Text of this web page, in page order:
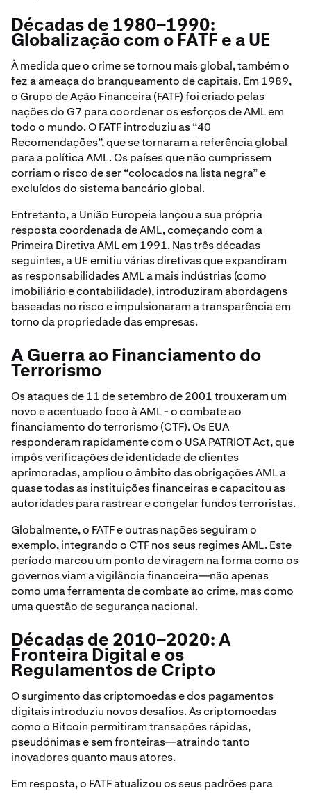
Décadas de 1980–1990:
Globalização com o FATF e a UE
À medida que o crime se tornou mais global, também o
fez a ameaça do branqueamento de capitais. Em 1989,
o Grupo de Ação Financeira (FATF) foi criado pelas
nações do G7 para coordenar os esforços de AML em
todo o mundo. O FATF introduziu as “40
Recomendações”, que se tornaram a referência global
para a política AML. Os países que não cumprissem
corriam o risco de ser “colocados na lista negra” e
excluídos do sistema bancário global.
Entretanto, a União Europeia lançou a sua própria
resposta coordenada de AML, começando com a
Primeira Diretiva AML em 1991. Nas três décadas
seguintes, a UE emitiu várias diretivas que expandiram
as responsabilidades AML a mais indústrias (como
imobiliário e contabilidade), introduziram abordagens
baseadas no risco e impulsionaram a transparência em
torno da propriedade das empresas.
A Guerra ao Financiamento do
Terrorismo
Os ataques de 11 de setembro de 2001 trouxeram um
novo e acentuado foco à AML - o combate ao
financiamento do terrorismo (CTF). Os EUA
responderam rapidamente com o USA PATRIOT Act, que
impôs verificações de identidade de clientes
aprimoradas, ampliou o âmbito das obrigações AML a
quase todas as instituições financeiras e capacitou as
autoridades para rastrear e congelar fundos terroristas.
Globalmente, o FATF e outras nações seguiram o
exemplo, integrando o CTF nos seus regimes AML. Este
período marcou um ponto de viragem na forma como os
governos viam a vigilância financeira—não apenas
como uma ferramenta de combate ao crime, mas como
uma questão de segurança nacional.
Décadas de 2010–2020: A
Fronteira Digital e os
Regulamentos de Cripto
O surgimento das criptomoedas e dos pagamentos
digitais introduziu novos desafios. As criptomoedas
como o Bitcoin permitiram transações rápidas,
pseudónimas e sem fronteiras—atraindo tanto
inovadores quanto maus atores.
Em resposta, o FATF atualizou os seus padrões para